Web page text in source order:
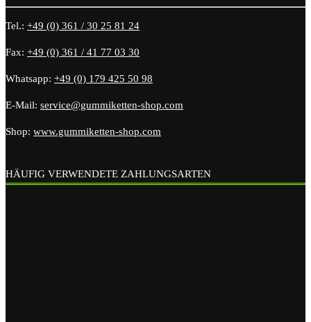
Tel.: +49 (0) 361 / 30 25 81 24
Fax: +49 (0) 361 / 41 77 03 30
Whatsapp: +49 (0) 179 425 50 98
E-Mail: service@gummiketten-shop.com
Shop: www.gummiketten-shop.com
HÄUFIG VERWENDETE ZAHLUNGSARTEN